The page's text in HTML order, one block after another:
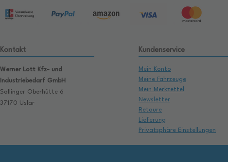
Kontakt
Werner Lott Kfz- und
Industriebedarf GmbH
Sollinger Oberhütte 6
37170 Uslar
Kundenservice
Mein Konto
Meine Fahrzeuge
Mein Merkzettel
Newsletter
Retoure
Lieferung
Privatsphäre Einstellungen